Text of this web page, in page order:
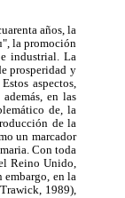
años, la
la promoción
industrial. La
prosperidad y
aspectos,
en las
de, la
de la
un marcador
Con toda
Reino Unido,
embargo, en la
1989),